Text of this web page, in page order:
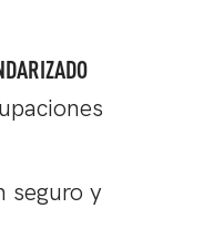
seguro y